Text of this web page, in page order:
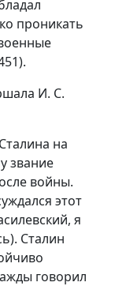
проникать
И. С.
на
звание
войны.
этот
я
Сталин
говорил